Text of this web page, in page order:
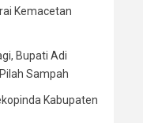
Kemacetan
Bupati Adi
Sampah
Kabupaten